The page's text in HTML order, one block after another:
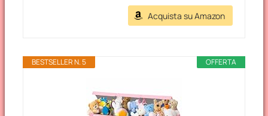
Acquista su Amazon
OFFERTA
BESTSELLER N. 5